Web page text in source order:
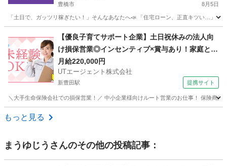
豊橋市 8月5日
「土日で、ガッツリ稼ぎたい！」そんなあなたへ📣 「住宅ローン、正直キツい…」
家電量販店 フルコミ
【優良子育てサポート企業】土日祝休みの法人向
け損保営業◎インセンティブ×賞与あり！家庭との
両立も可能■要普免■
月給220,000円
UTエージェント株式会社
新豊田駅 提携サイト
＼大手生命保険会社での損保営業！／ 中小企業様向けルート営業のお仕事！ 保険商
愛知 豊田市
もっと見る
まうゆじう さんのその他の投稿記事：